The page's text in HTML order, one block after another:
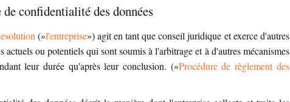
confidentialité des données
(»l'entreprise») agit en tant que conseil juridique et exerce d'autres
actuels ou potentiels qui sont soumis à l'arbitrage et à d'autres mécanismes
leur durée qu'après leur conclusion. (»Procédure de règlement des